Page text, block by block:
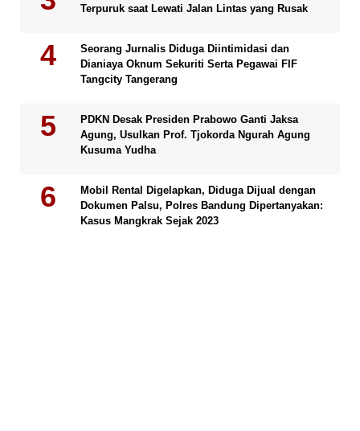
Terpuruk saat Lewati Jalan Lintas yang Rusak
Seorang Jurnalis Diduga Diintimidasi dan
Dianiaya Oknum Sekuriti Serta Pegawai FIF
Tangcity Tangerang
PDKN Desak Presiden Prabowo Ganti Jaksa
Agung, Usulkan Prof. Tjokorda Ngurah Agung
Kusuma Yudha
Mobil Rental Digelapkan, Diduga Dijual dengan
Dokumen Palsu, Polres Bandung Dipertanyakan:
Kasus Mangkrak Sejak 2023